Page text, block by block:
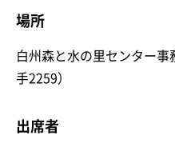
場所
白州森と水の里センター
手2259）
出席者